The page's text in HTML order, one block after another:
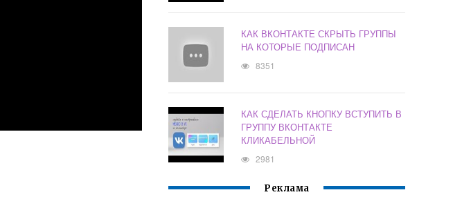
КАК ВКОНТАКТЕ СКРЫТЬ ГРУППЫ
НА КОТОРЫЕ ПОДПИСАН
8351
КАК СДЕЛАТЬ КНОПКУ ВСТУПИТЬ В
ГРУППУ ВКОНТАКТЕ
КЛИКАБЕЛЬНОЙ
2981
Реклама